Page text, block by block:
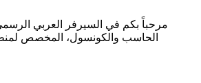
مرحباً بكم في السيرفر العربي
الحاسب والكونسول، المخصص